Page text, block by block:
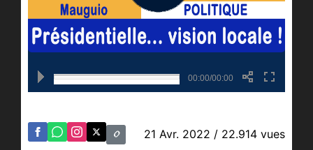
00:00/00:00
21 Avr. 2022 / 22.914 vues